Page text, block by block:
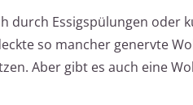
durch Essigspülungen
so mancher genervte
Aber gibt es auch eine